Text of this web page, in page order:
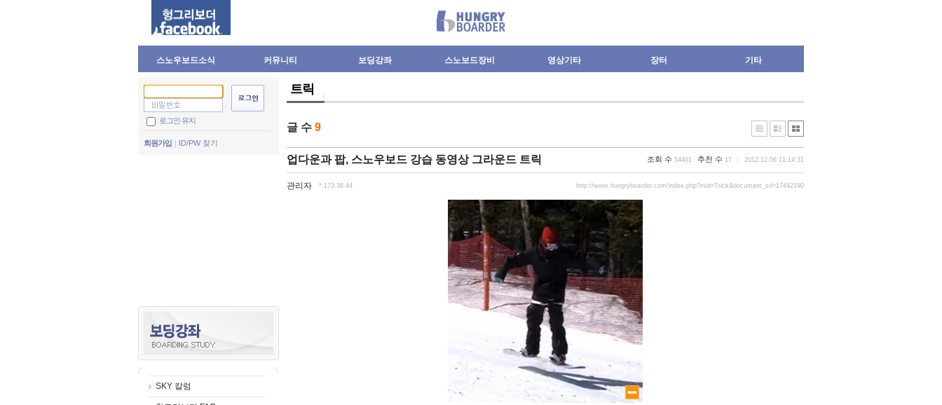
스노우보드소식 커뮤니티 보딩강좌 스노보드장비 영상기타 장터 기타
로그인 유지
회원가입 ID/PW 찾기
SKY 칼럼
트릭
글 수 9
업다운과 팝, 스노우보드 강습 동영상 그라운드 트릭 조회 수 54401 추천 수 17 2012.12.06 11:14:31
관리자 *.173.38.44 http://www.hungryboarder.com/index.php?mid=Trick&document_srl=17442190